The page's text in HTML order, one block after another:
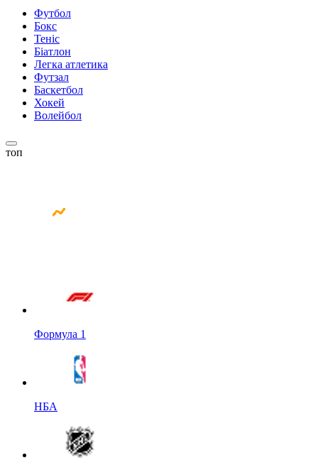
Футбол
Бокс
Теніс
Біатлон
Легка атлетика
Футзал
Баскетбол
Хокей
Волейбол
топ
Формула 1
НБА